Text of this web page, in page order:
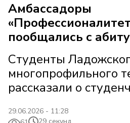
Амбассадоры
пообщались с
Студенты
многопрофильного
рассказали о
29.06.2026 - 11:28